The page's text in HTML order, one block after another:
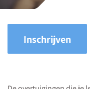
Inschrijven